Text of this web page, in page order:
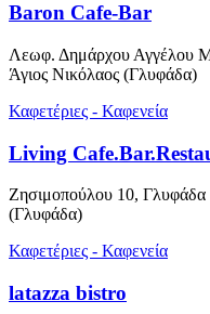
Baron Cafe-Bar
Λεωφ. Δημάρχου Αγγέλου
Άγιος Νικόλαος (Γλυφάδα)
Καφετέριες - Καφενεία
Living
Ζησιμοπούλου 10,
(Γλυφάδα)
Καφετέριες - Καφενεία
latazza bistro